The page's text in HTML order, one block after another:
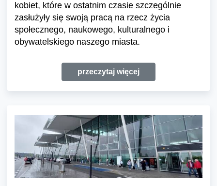
kobiet, które w ostatnim czasie szczególnie
zasłużyły się swoją pracą na rzecz życia
społecznego, naukowego, kulturalnego i
obywatelskiego naszego miasta.
przeczytaj więcej